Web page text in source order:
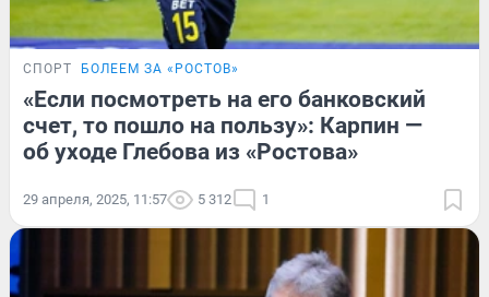
СПОРТ БОЛЕЕМ ЗА «РОСТОВ»
«Если посмотреть на его банковский
счет, то пошло на пользу»: Карпин —
об уходе Глебова из «Ростова»
29 апреля, 2025, 11:57 5 312 1